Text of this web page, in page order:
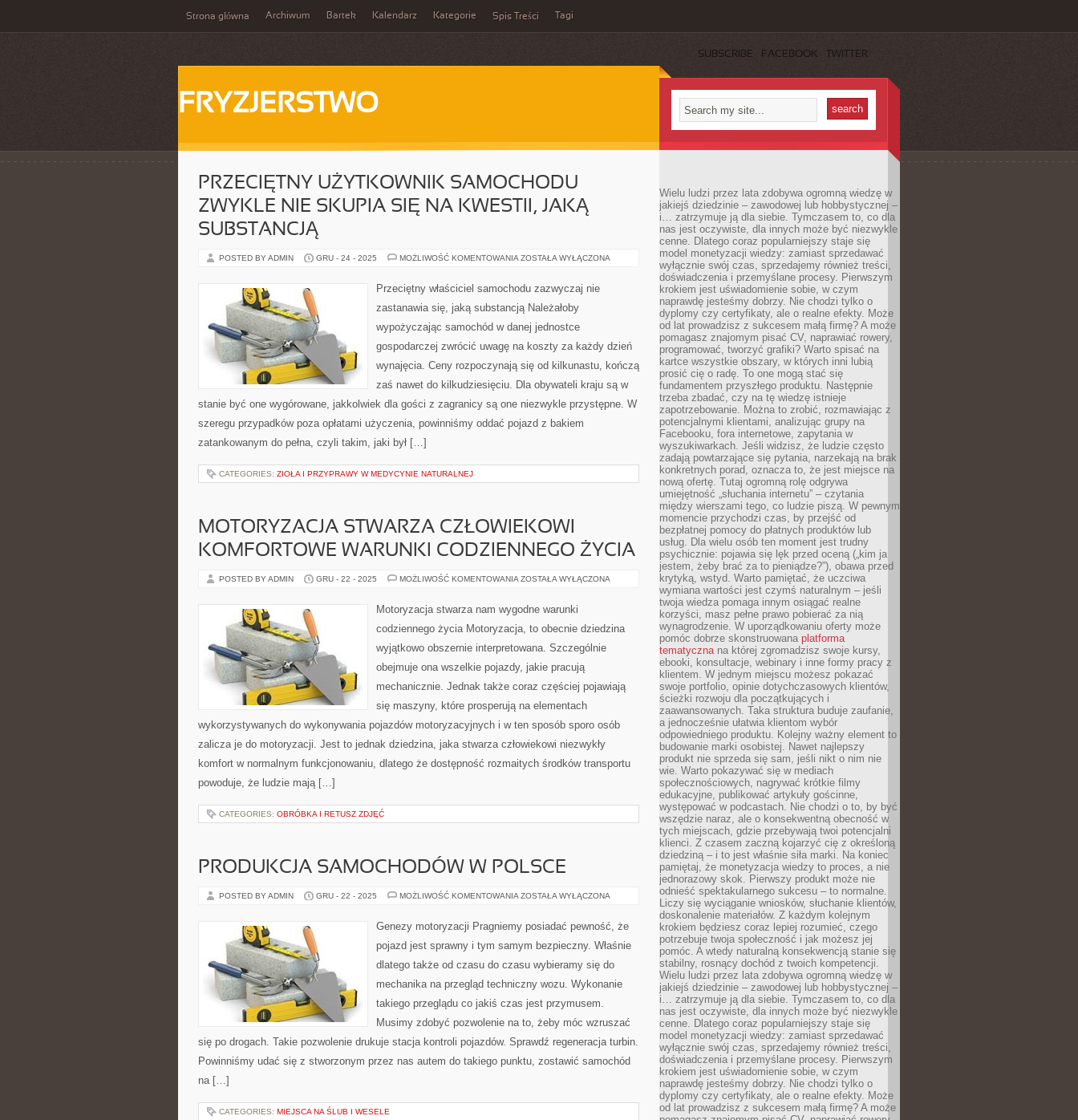
Strona główna Archiwum Bartek Kalendarz Kategorie Spis Treści Tagi
SUBSCRIBE FACEBOOK TWITTER
FRYZJERSTWO
PRZECIĘTNY UŻYTKOWNIK SAMOCHODU
ZWYKLE NIE SKUPIA SIĘ NA KWESTII, JAKĄ
SUBSTANCJĄ
POSTED BY ADMIN GRU - 24 - 2025 MOŻLIWOŚĆ KOMENTOWANIA PRZECIĘTNY
ZWYKLE
NIE
SIĘ
KWESTII,
SUBSTANCJĄ
ZOSTAŁA WYŁĄCZONA
Przeciętny właściciel samochodu zazwyczaj nie
zastanawia się, jaką substancją Należałoby
wypożyczając samochód w danej jednostce
gospodarczej zwrócić uwagę na koszty za każdy dzień
wynajęcia. Ceny rozpoczynają się od kilkunastu, kończą
zaś nawet do kilkudziesięciu. Dla obywateli kraju są w
stanie być one wygórowane, jakkolwiek dla gości z zagranicy są one niezwykle przystępne. W
szeregu przypadków poza opłatami użyczenia, powinniśmy oddać pojazd z bakiem
zatankowanym do pełna, czyli takim, jaki był […]
CATEGORIES: ZIOŁA I PRZYPRAWY W MEDYCYNIE NATURALNEJ
MOTORYZACJA STWARZA CZŁOWIEKOWI
KOMFORTOWE WARUNKI CODZIENNEGO ŻYCIA
POSTED BY ADMIN GRU - 22 - 2025 MOŻLIWOŚĆ KOMENTOWANIA MOTORYZACJA
KOMFORTOWE
WARUNKI
ŻYCIA
ZOSTAŁA WYŁĄCZONA
Motoryzacja stwarza nam wygodne warunki
codziennego życia Motoryzacja, to obecnie dziedzina
wyjątkowo obszernie interpretowana. Szczególnie
obejmuje ona wszelkie pojazdy, jakie pracują
mechanicznie. Jednak także coraz częściej pojawiają
się maszyny, które prosperują na elementach
wykorzystywanych do wykonywania pojazdów motoryzacyjnych i w ten sposób sporo osób
zalicza je do motoryzacji. Jest to jednak dziedzina, jaka stwarza człowiekowi niezwykły
komfort w normalnym funkcjonowaniu, dlatego że dostępność rozmaitych środków transportu
powoduje, że ludzie mają […]
CATEGORIES: OBRÓBKA I RETUSZ ZDJĘĆ
PRODUKCJA SAMOCHODÓW W POLSCE
POSTED BY ADMIN GRU - 22 - 2025 MOŻLIWOŚĆ KOMENTOWANIA PRODUKCJA
POLSCE
ZOSTAŁA WYŁĄCZONA
Genezy motoryzacji Pragniemy posiadać pewność, że
pojazd jest sprawny i tym samym bezpieczny. Właśnie
dlatego także od czasu do czasu wybieramy się do
mechanika na przegląd techniczny wozu. Wykonanie
takiego przeglądu co jakiś czas jest przymusem.
Musimy zdobyć pozwolenie na to, żeby móc wzruszać
się po drogach. Takie pozwolenie drukuje stacja kontroli pojazdów. Sprawdź regeneracja turbin.
Powinniśmy udać się z stworzonym przez nas autem do takiego punktu, zostawić samochód
na […]
CATEGORIES: MIEJSCA NA ŚLUB I WESELE
Wielu ludzi przez lata zdobywa ogromną wiedzę w
jakiejś dziedzinie – zawodowej lub hobbystycznej –
i… zatrzymuje ją dla siebie. Tymczasem to, co dla
nas jest oczywiste, dla innych może być niezwykle
cenne. Dlatego coraz popularniejszy staje się
model monetyzacji wiedzy: zamiast sprzedawać
wyłącznie swój czas, sprzedajemy również treści,
doświadczenia i przemyślane procesy. Pierwszym
krokiem jest uświadomienie sobie, w czym
naprawdę jesteśmy dobrzy. Nie chodzi tylko o
dyplomy czy certyfikaty, ale o realne efekty. Może
od lat prowadzisz z sukcesem małą firmę? A może
pomagasz znajomym pisać CV, naprawiać rowery,
programować, tworzyć grafiki? Warto spisać na
kartce wszystkie obszary, w których inni lubią
prosić cię o radę. To one mogą stać się
fundamentem przyszłego produktu. Następnie
trzeba zbadać, czy na tę wiedzę istnieje
zapotrzebowanie. Można to zrobić, rozmawiając z
potencjalnymi klientami, analizując grupy na
Facebooku, fora internetowe, zapytania w
wyszukiwarkach. Jeśli widzisz, że ludzie często
zadają powtarzające się pytania, narzekają na brak
konkretnych porad, oznacza to, że jest miejsce na
nową ofertę. Tutaj ogromną rolę odgrywa
umiejętność „słuchania internetu” – czytania
między wierszami tego, co ludzie piszą. W pewnym
momencie przychodzi czas, by przejść od
bezpłatnej pomocy do płatnych produktów lub
usług. Dla wielu osób ten moment jest trudny
psychicznie: pojawia się lęk przed oceną („kim ja
jestem, żeby brać za to pieniądze?”), obawa przed
krytyką, wstyd. Warto pamiętać, że uczciwa
wymiana wartości jest czymś naturalnym – jeśli
twoja wiedza pomaga innym osiągać realne
korzyści, masz pełne prawo pobierać za nią
wynagrodzenie. W uporządkowaniu oferty może
pomóc dobrze skonstruowana platforma
tematycznana której zgromadzisz swoje kursy,
ebooki, konsultacje, webinary i inne formy pracy z
klientem. W jednym miejscu możesz pokazać
swoje portfolio, opinie dotychczasowych klientów,
ścieżki rozwoju dla początkujących i
zaawansowanych. Taka struktura buduje zaufanie,
a jednocześnie ułatwia klientom wybór
odpowiedniego produktu. Kolejny ważny element to
budowanie marki osobistej. Nawet najlepszy
produkt nie sprzeda się sam, jeśli nikt o nim nie
wie. Warto pokazywać się w mediach
społecznościowych, nagrywać krótkie filmy
edukacyjne, publikować artykuły gościnne,
występować w podcastach. Nie chodzi o to, by być
wszędzie naraz, ale o konsekwentną obecność w
tych miejscach, gdzie przebywają twoi potencjalni
klienci. Z czasem zaczną kojarzyć cię z określoną
dziedziną – i to jest właśnie siła marki. Na koniec
pamiętaj, że monetyzacja wiedzy to proces, a nie
jednorazowy skok. Pierwszy produkt może nie
odnieść spektakularnego sukcesu – to normalne.
Liczy się wyciąganie wniosków, słuchanie klientów,
doskonalenie materiałów. Z każdym kolejnym
krokiem będziesz coraz lepiej rozumieć, czego
potrzebuje twoja społeczność i jak możesz jej
pomóc. A wtedy naturalną konsekwencją stanie się
stabilny, rosnący dochód z twoich kompetencji.
Wielu ludzi przez lata zdobywa ogromną wiedzę w
jakiejś dziedzinie – zawodowej lub hobbystycznej –
i… zatrzymuje ją dla siebie. Tymczasem to, co dla
nas jest oczywiste, dla innych może być niezwykle
cenne. Dlatego coraz popularniejszy staje się
model monetyzacji wiedzy: zamiast sprzedawać
wyłącznie swój czas, sprzedajemy również treści,
doświadczenia i przemyślane procesy. Pierwszym
krokiem jest uświadomienie sobie, w czym
naprawdę jesteśmy dobrzy. Nie chodzi tylko o
dyplomy czy certyfikaty, ale o realne efekty. Może
od lat prowadzisz z sukcesem małą firmę? A może